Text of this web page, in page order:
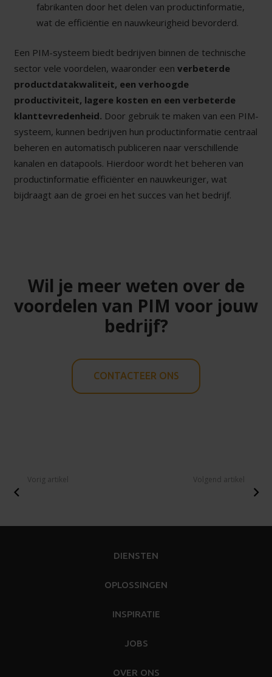
fabrikanten door het delen van productinformatie,
wat de efficiëntie en nauwkeurigheid bevorderd.
Een PIM-systeem biedt bedrijven binnen de technische
sector vele voordelen, waaronder een verbeterde
productdatakwaliteit, een verhoogde
productiviteit, lagere kosten en een verbeterde
klanttevredenheid. Door gebruik te maken van een PIM-
systeem, kunnen bedrijven hun productinformatie centraal
beheren en automatisch publiceren naar verschillende
kanalen en datapools. Hierdoor wordt het beheren van
productinformatie efficiënter en nauwkeuriger, wat
bijdraagt aan de groei en het succes van het bedrijf.
Wil je meer weten over de
voordelen van PIM voor jouw
bedrijf?
CONTACTEER ONS
Vorig artikel Volgend artikel
DIENSTEN
OPLOSSINGEN
INSPIRATIE
JOBS
OVER ONS